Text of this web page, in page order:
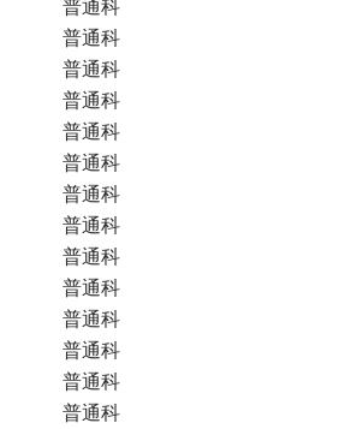
普通科
普通科
普通科
普通科
普通科
普通科
普通科
普通科
普通科
普通科
普通科
普通科
普通科
普通科